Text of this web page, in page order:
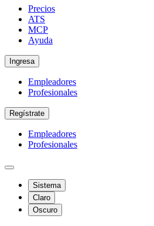
Precios
ATS
MCP
Ayuda
Ingresa
Empleadores
Profesionales
Regístrate
Empleadores
Profesionales
Sistema
Claro
Oscuro